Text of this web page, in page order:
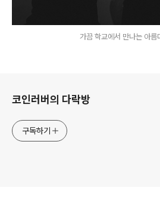
가끔 학교에서 만나는 아름
코인러버의 다락방
구독하기